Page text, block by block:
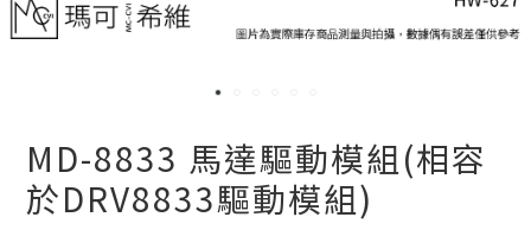
MD-8833 馬達驅動模組(相容
於DRV8833驅動模組)